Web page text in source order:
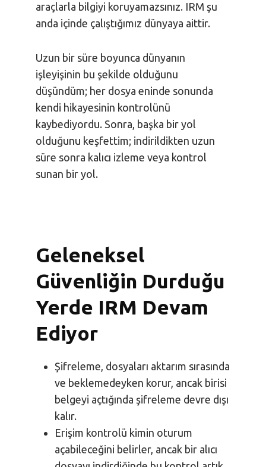
araçlarla bilgiyi koruyamazsınız. IRM şu
anda içinde çalıştığımız dünyaya aittir.
Uzun bir süre boyunca dünyanın
işleyişinin bu şekilde olduğunu
düşündüm; her dosya eninde sonunda
kendi hikayesinin kontrolünü
kaybediyordu. Sonra, başka bir yol
olduğunu keşfettim; indirildikten uzun
süre sonra kalıcı izleme veya kontrol
sunan bir yol.
Geleneksel
Güvenliğin Durduğu
Yerde IRM Devam
Ediyor
Şifreleme, dosyaları aktarım sırasında
ve beklemedeyken korur, ancak birisi
belgeyi açtığında şifreleme devre dışı
kalır.
Erişim kontrolü kimin oturum
açabileceğini belirler, ancak bir alıcı